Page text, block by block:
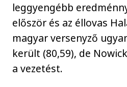
leggyengébb
először és az éllovas
magyar versenyző
került (80,59), de
a vezetést.